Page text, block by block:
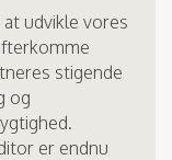
udvikle vores
stigende
og
er endnu